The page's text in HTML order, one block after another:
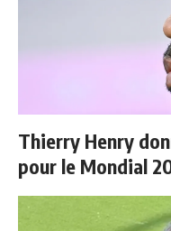
Thierry Henry
pour le Mondial